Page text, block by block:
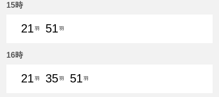
15時
21羽
51羽
16時
21羽
35羽
51羽